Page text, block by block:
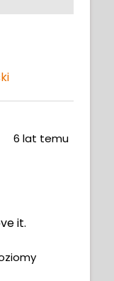
6 lat temu
it.